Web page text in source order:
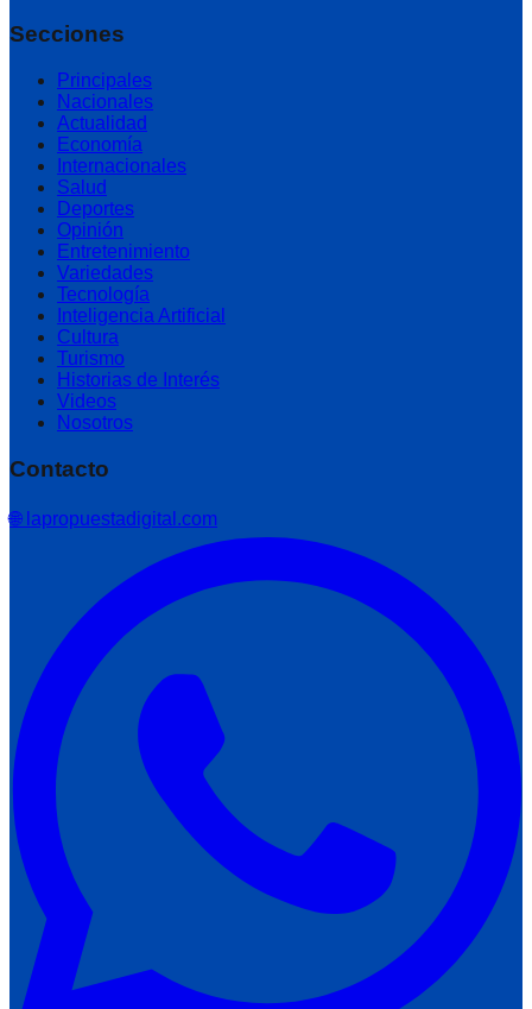
Secciones
Principales
Nacionales
Actualidad
Economía
Internacionales
Salud
Deportes
Opinión
Entretenimiento
Variedades
Tecnología
Inteligencia Artificial
Cultura
Turismo
Historias de Interés
Videos
Nosotros
Contacto
🌐 lapropuestadigital.com